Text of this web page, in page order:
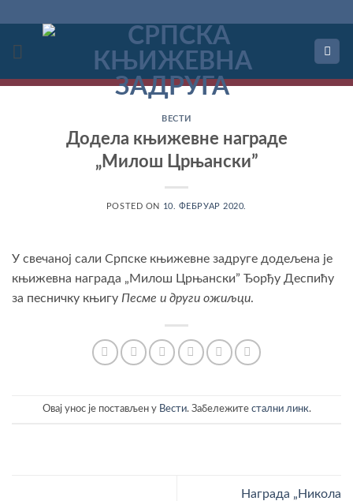
садржај
ВЕСТИ
Додела књижевне награде
„Милош Црњанскиˮ
POSTED ON 10. ФЕБРУАР 2020.
У свечаној сали Српске књижевне задруге додељена је
књижевна награда „Милош Црњанскиˮ Ђорђу Деспићу
за песничку књигу Песме и други ожиљци.
Овај унос је постављен у Вести. Забележите стални линк.
Награда „Никола